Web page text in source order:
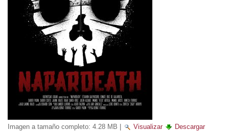
Imagen a tamaño completo: 4.28 MB | Visualizar Descargar